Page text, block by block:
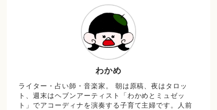
わかめ
ライター・占い師・音楽家。 朝は原稿、夜はタロッ
ト、週末はヘブンアーティスト「わかめとミュゼッ
ト」でアコーディナを演奏する子育て主婦です。人前